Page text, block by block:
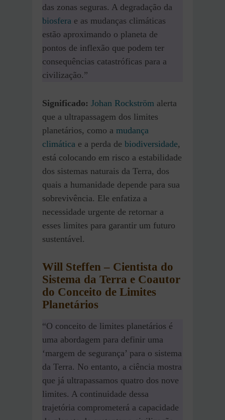
das zonas seguras. A degradação da
biosfera e as mudanças climáticas
estão aproximando o planeta de
pontos de inflexão que podem ter
consequências catastróficas para a
civilização.”
Significado: Johan Rockström alerta
que a ultrapassagem dos limites
planetários, como a mudança
climática e a perda de biodiversidade,
está colocando em risco a estabilidade
dos sistemas naturais da Terra, dos
quais a humanidade depende para sua
sobrevivência. Ele enfatiza a
necessidade urgente de retornar a
esses limites para garantir um futuro
sustentável.
Will Steffen – Cientista do
Sistema da Terra e Coautor
do Conceito de Limites
Planetários
“O conceito de limites planetários é
uma abordagem para definir uma
‘margem de segurança’ para o sistema
da Terra. No entanto, a ciência mostra
que já ultrapassamos quatro dos nove
limites. A continuidade dessa
trajetória comprometerá a capacidade